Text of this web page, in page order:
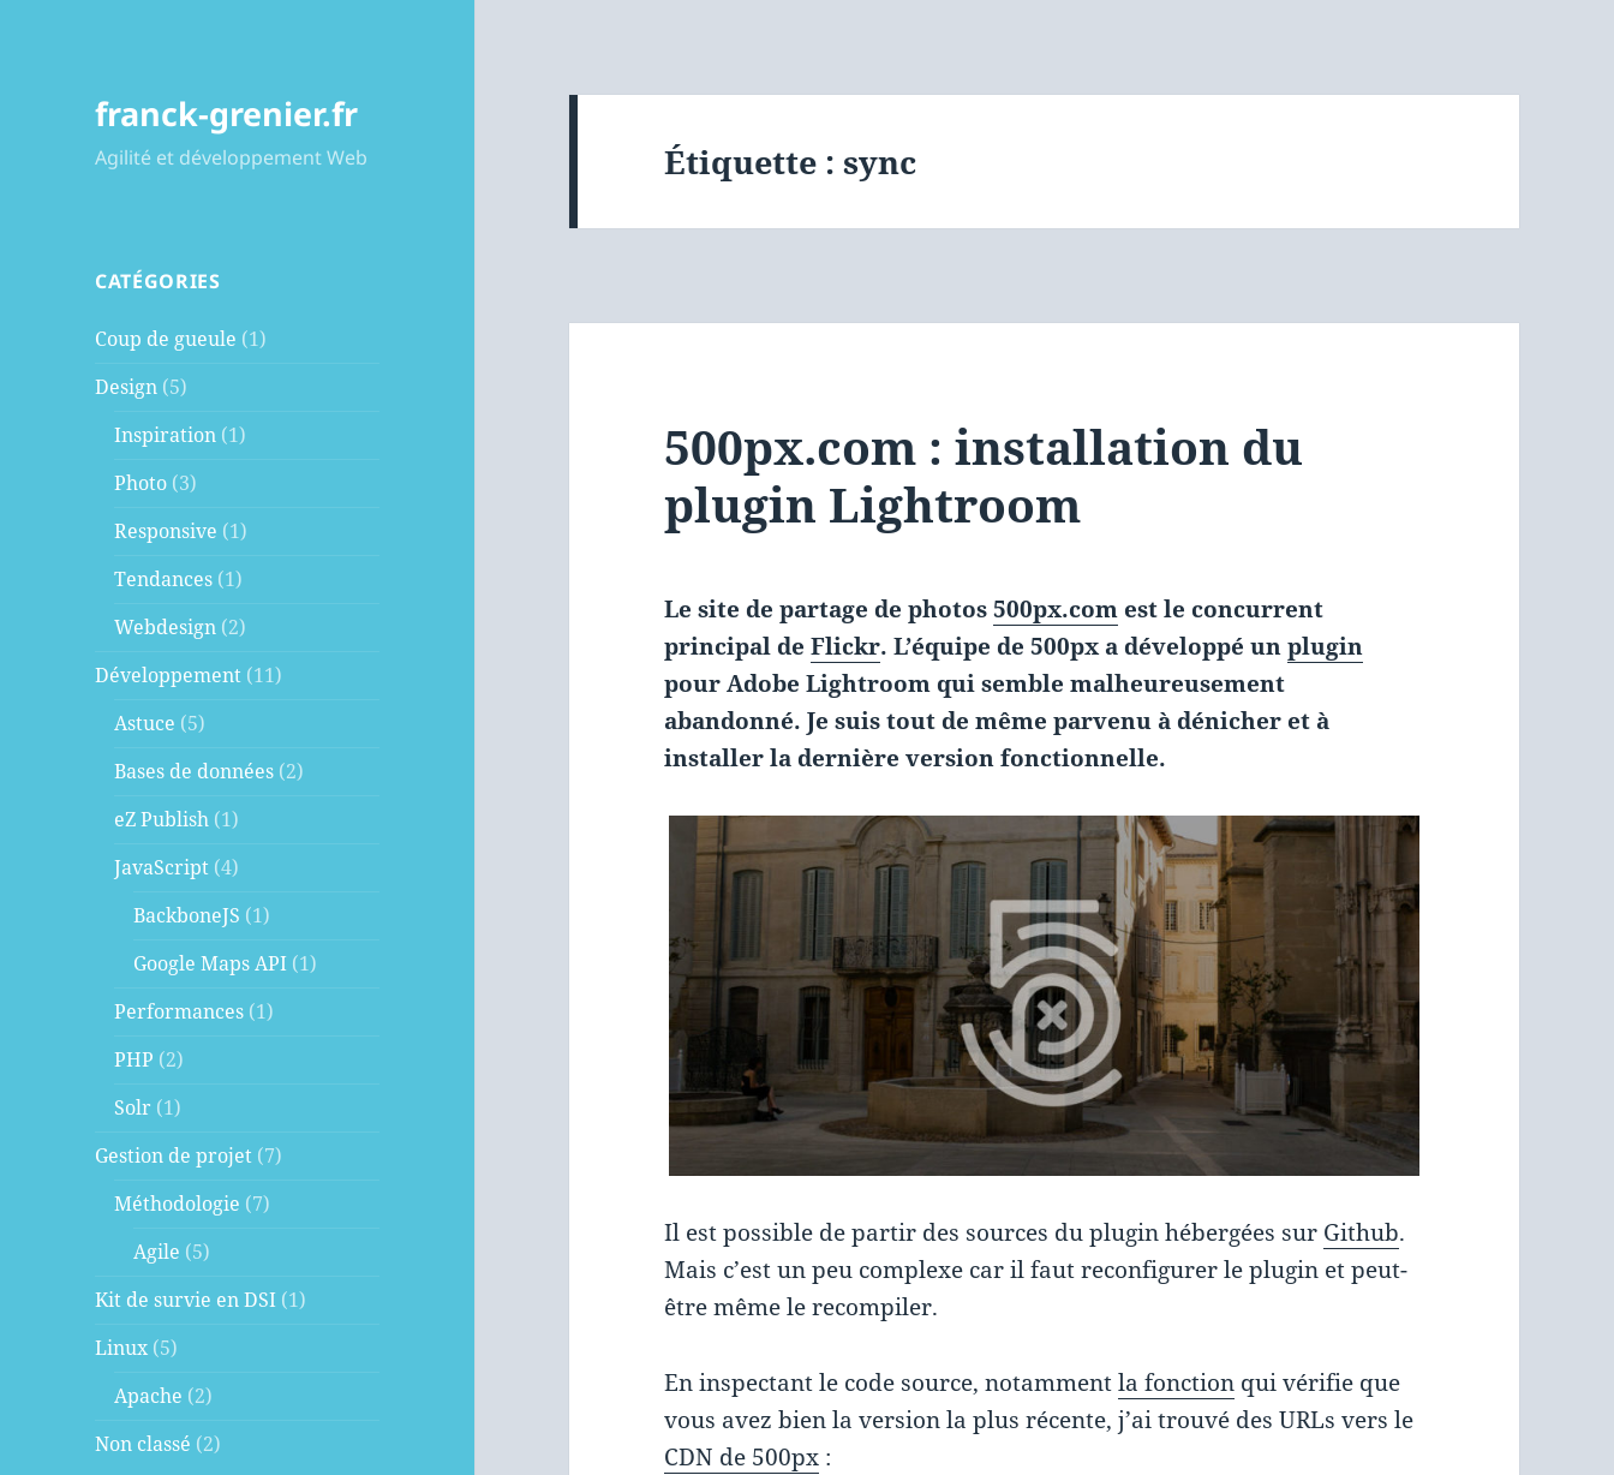
franck-grenier.fr
Agilité et développement Web
CATÉGORIES
Coup de gueule (1)
Design (5)
Inspiration (1)
Photo (3)
Responsive (1)
Tendances (1)
Webdesign (2)
Développement (11)
Astuce (5)
Bases de données (2)
eZ Publish (1)
JavaScript (4)
BackboneJS (1)
Google Maps API (1)
Performances (1)
PHP (2)
Solr (1)
Gestion de projet (7)
Méthodologie (7)
Agile (5)
Kit de survie en DSI (1)
Linux (5)
Apache (2)
Non classé (2)
Étiquette :sync
500px.com : installation du
plugin Lightroom
Le site de partage de photos500px.com est le concurrent
principal deFlickr. L’équipe de 500px a développé unplugin
pour Adobe Lightroom qui semble malheureusement
abandonné. Je suis tout de même parvenu à dénicher et à
installer la dernière version fonctionnelle.
Il est possible de partir des sources du plugin hébergées sur Github.
Mais c’est un peu complexe car il faut reconfigurer le plugin et peut-
être même le recompiler.
En inspectant le code source, notammentla fonction qui vérifie que
vous avez bien la version la plus récente, j’ai trouvé des URLs vers le
CDN de 500px :